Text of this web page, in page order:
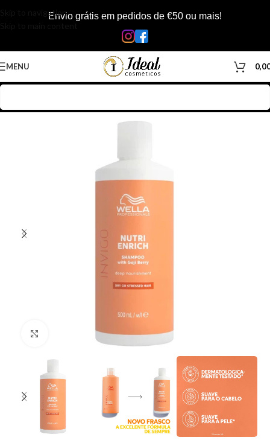
Skip to navigationEnvio grátis em pedidos de €50 ou mais!
MENU
Clique para ampliar